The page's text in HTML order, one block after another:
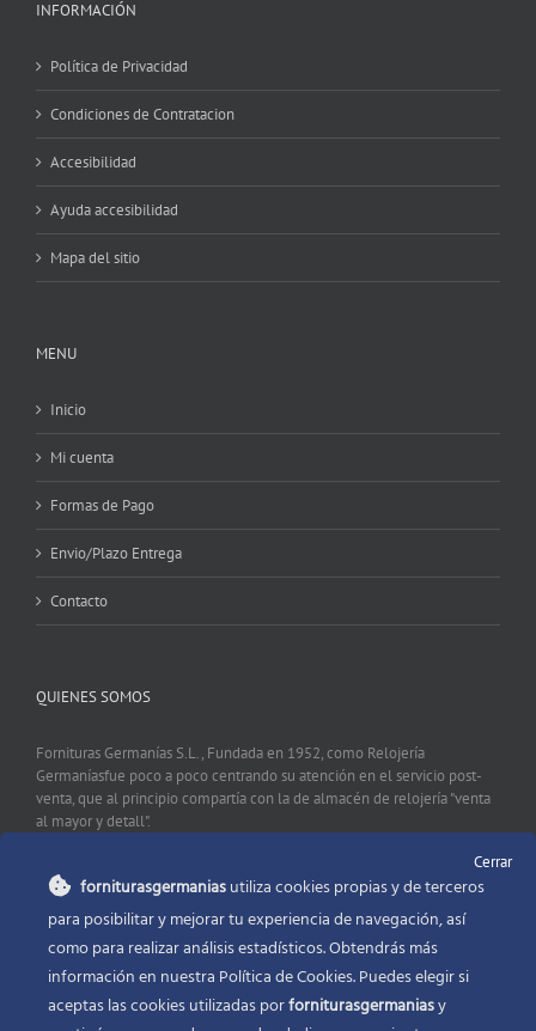
INFORMACIÓN
Política de Privacidad
Condiciones de Contratacion
Accesibilidad
Ayuda accesibilidad
Mapa del sitio
MENU
Inicio
Mi cuenta
Formas de Pago
Envio/Plazo Entrega
Contacto
QUIENES SOMOS
Fornituras Germanías S.L., Fundada en 1952, como Relojería
Germaníasfue poco a poco centrando su atención en el servicio post-
venta, que al principio compartía con la de almacén de relojería "venta
al mayor y detall".
CONTACTO
Fornituras Germanías, Calle Sevilla 2, 46006 Valencia España
Phone:96 341 53 35
Email:info@forniturasgermanias.com
Cerrar
forniturasgermaniasutiliza cookies propias y de terceros
para posibilitar y mejorar tu experiencia de navegación, así
como para realizar análisis estadísticos. Obtendrás más
información en nuestra Política de Cookies. Puedes elegir si
aceptas las cookies utilizadas porforniturasgermaniasy